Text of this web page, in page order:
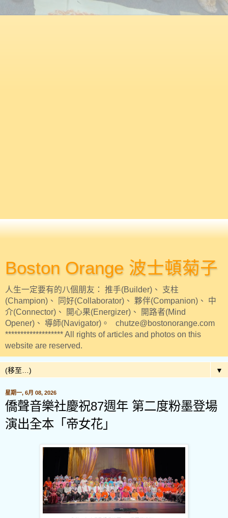
Boston Orange 波士頓菊子
人生一定要有的八個朋友： 推手(Builder)、 支柱
(Champion)、 同好(Collaborator)、 夥伴(Companion)、 中
介(Connector)、 開心果(Energizer)、 開路者(Mind
Opener)、 導師(Navigator)。 chutze@bostonorange.com
******************* All rights of articles and photos on this
website are reserved.
▼
星期一, 6月 08, 2026
僑聲音樂社慶祝87週年 第二度粉墨登場
演出全本「帝女花」